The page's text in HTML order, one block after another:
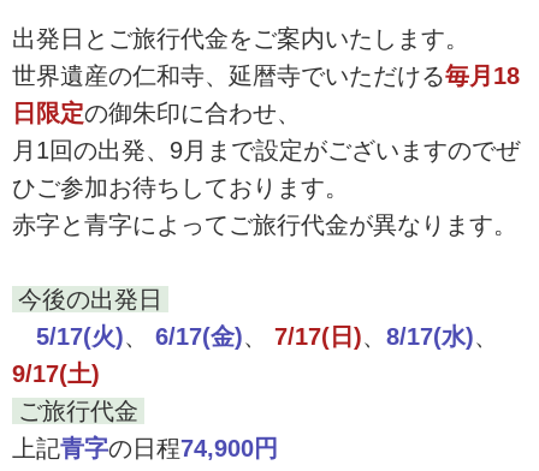
出発日とご旅行代金をご案内いたします。
世界遺産の仁和寺、延暦寺でいただける毎月18
日限定の御朱印に合わせ、
月1回の出発、9月まで設定がございますのでぜ
ひご参加お待ちしております。
赤字と青字によってご旅行代金が異なります。
今後の出発日
5/17(火)、 6/17(金)、 7/17(日)、 8/17(水)、
9/17(土)
ご旅行代金
上記青字の日程74,900円